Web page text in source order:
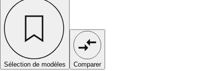
Sélection de modèles Comparer